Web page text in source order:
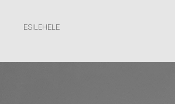
ESILEHELE